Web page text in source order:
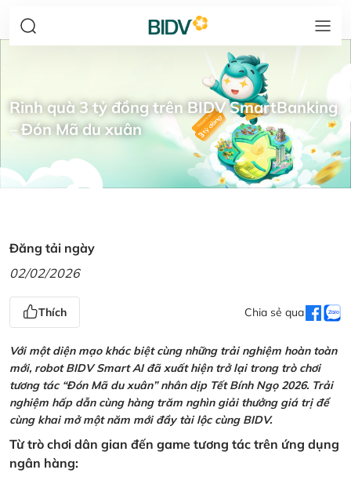
Rinh quà 3 tỷ đồng trên BIDV SmartBanking
– Đón Mã du xuân
Đăng tải ngày
02/02/2026
Thích Chia sẻ qua
Với một diện mạo khác biệt cùng những trải nghiệm hoàn toàn
mới, robot BIDV Smart AI đã xuất hiện trở lại trong trò chơi
tương tác “Đón Mã du xuân” nhân dịp Tết Bính Ngọ 2026. Trải
nghiệm hấp dẫn cùng hàng trăm nghìn giải thưởng giá trị để
cùng khai mở một năm mới đầy tài lộc cùng BIDV.
Từ trò chơi dân gian đến game tương tác trên ứng dụng
ngân hàng: